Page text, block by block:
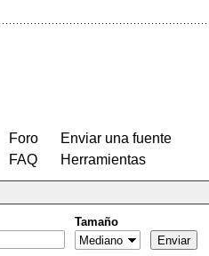
Foro
FAQ
Enviar una fuente
Herramientas
Tamaño